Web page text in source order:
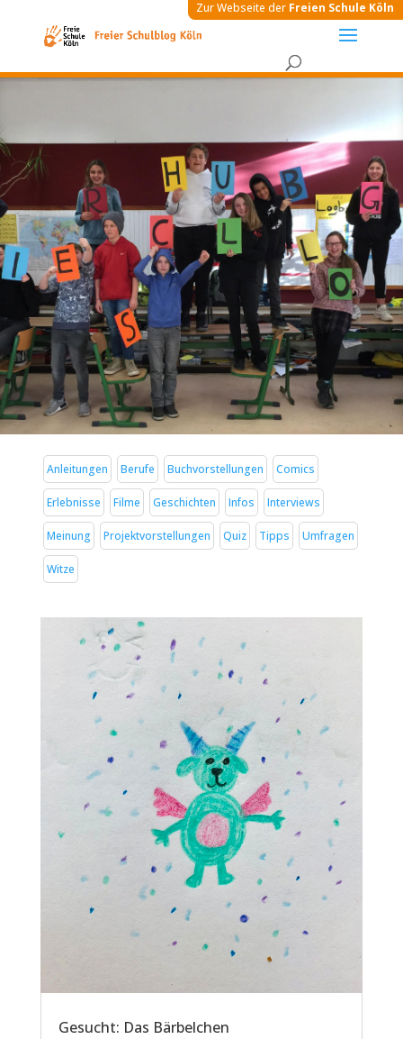
Zur Webseite der Freien Schule Köln
Anleitungen Berufe Buchvorstellungen Comics
Erlebnisse Filme Geschichten Infos Interviews
Meinung Projektvorstellungen Quiz Tipps Umfragen
Witze
Gesucht: Das Bärbelchen